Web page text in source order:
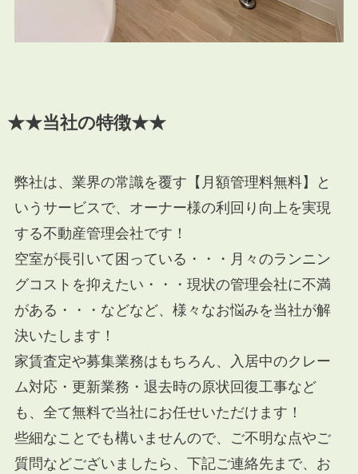
★★当社の特徴★★
弊社は、業界の常識を覆す【月額管理料無料】と
いうサービスで、オーナー様の利回り向上を実現
する不動産管理会社です！
空室が長引いて困っている・・・月々のランニン
グコストを抑えたい・・・現状の管理会社に不満
がある・・・などなど、様々なお悩みを当社が解
決いたします！
家賃査定や募集業務はもちろん、入居中のクレー
ム対応・更新業務・退去時の原状回復工事など
も、全て無料で当社にお任せいただけます！
些細なことでも構いませんので、ご不明な点やご
質問などございましたら、下記ご連絡先まで、お